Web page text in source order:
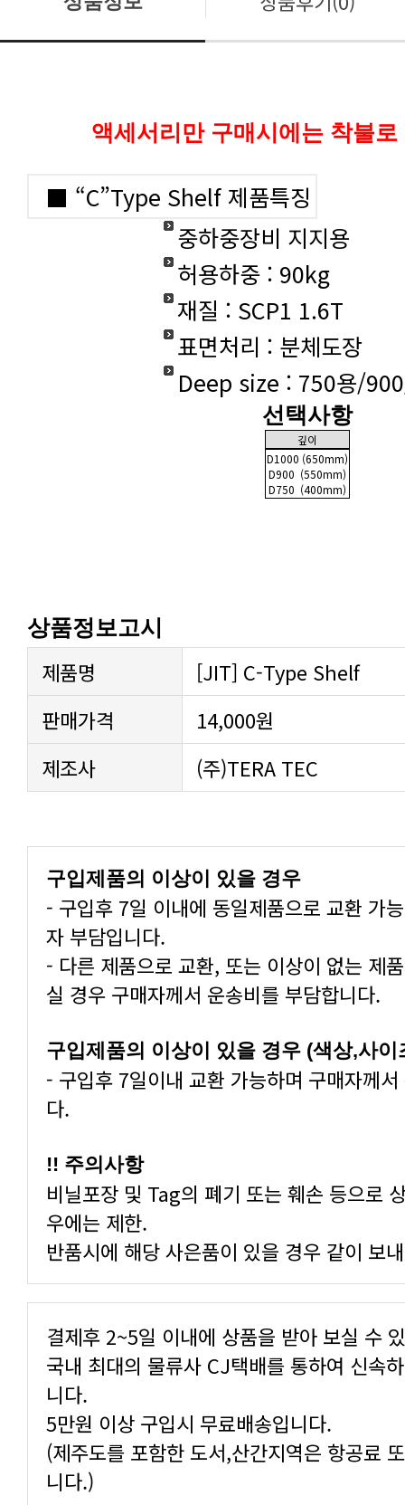
액세서리만 구매시에는 착불
■ “C”Type Shelf 제품특징
중하중장비 지지용
허용하중 : 90kg
재질 : SCP1 1.6T
표면처리 : 분체도장
Deep size : 750용/
선택사항
깊이
D1000 (650mm)
D900 (550mm)
D750 (400mm)
상품정보고시
제품명
[JIT] C-Type Shelf
판매가격
14,000원
제조사
(주)TERA TEC
구입제품의 이상이 있을 경우
자 부담입니다.
실 경우 구매자께서 운송비를 부담합니다.
구입제품의 이상이 있을 경우 (색상,사
다.
!! 주의사항
우에는 제한.
반품시에 해당 사은품이 있을 경우 같이 보
결제후 2~5일 이내에 상품을 받아 보실 수
니다.
5만원 이상 구입시 무료배송입니다.
니다.)